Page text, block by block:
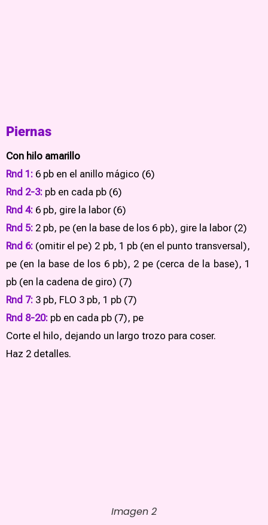
Piernas
Con hilo amarillo
Rnd 1: 6 pb en el anillo mágico (6)
Rnd 2-3: pb en cada pb (6)
Rnd 4: 6 pb, gire la labor (6)
Rnd 5: 2 pb, pe (en la base de los 6 pb), gire la labor (2)
Rnd 6: (omitir el pe) 2 pb, 1 pb (en el punto transversal),
pe (en la base de los 6 pb), 2 pe (cerca de la base), 1
pb (en la cadena de giro) (7)
Rnd 7: 3 pb, FLO 3 pb, 1 pb (7)
Rnd 8-20: pb en cada pb (7), pe
Corte el hilo, dejando un largo trozo para coser.
Haz 2 detalles.
Imagen 2